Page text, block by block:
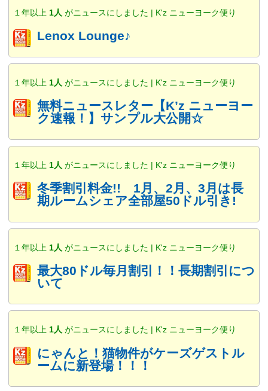
１年以上 1人 がニュースにしました | K'z ニューヨーク便り
Lenox Lounge♪
１年以上 1人 がニュースにしました | K'z ニューヨーク便り
無料ニュースレター【K’z ニューヨー
ク速報！】サンプル大公開☆
１年以上 1人 がニュースにしました | K'z ニューヨーク便り
冬季割引料金!! 1月、2月、3月は長
期ルームシェア全部屋50ドル引き!
１年以上 1人 がニュースにしました | K'z ニューヨーク便り
最大80ドル毎月割引！！長期割引につ
いて
１年以上 1人 がニュースにしました | K'z ニューヨーク便り
にゃんと！猫物件がケーズゲストル
ームに新登場！！！